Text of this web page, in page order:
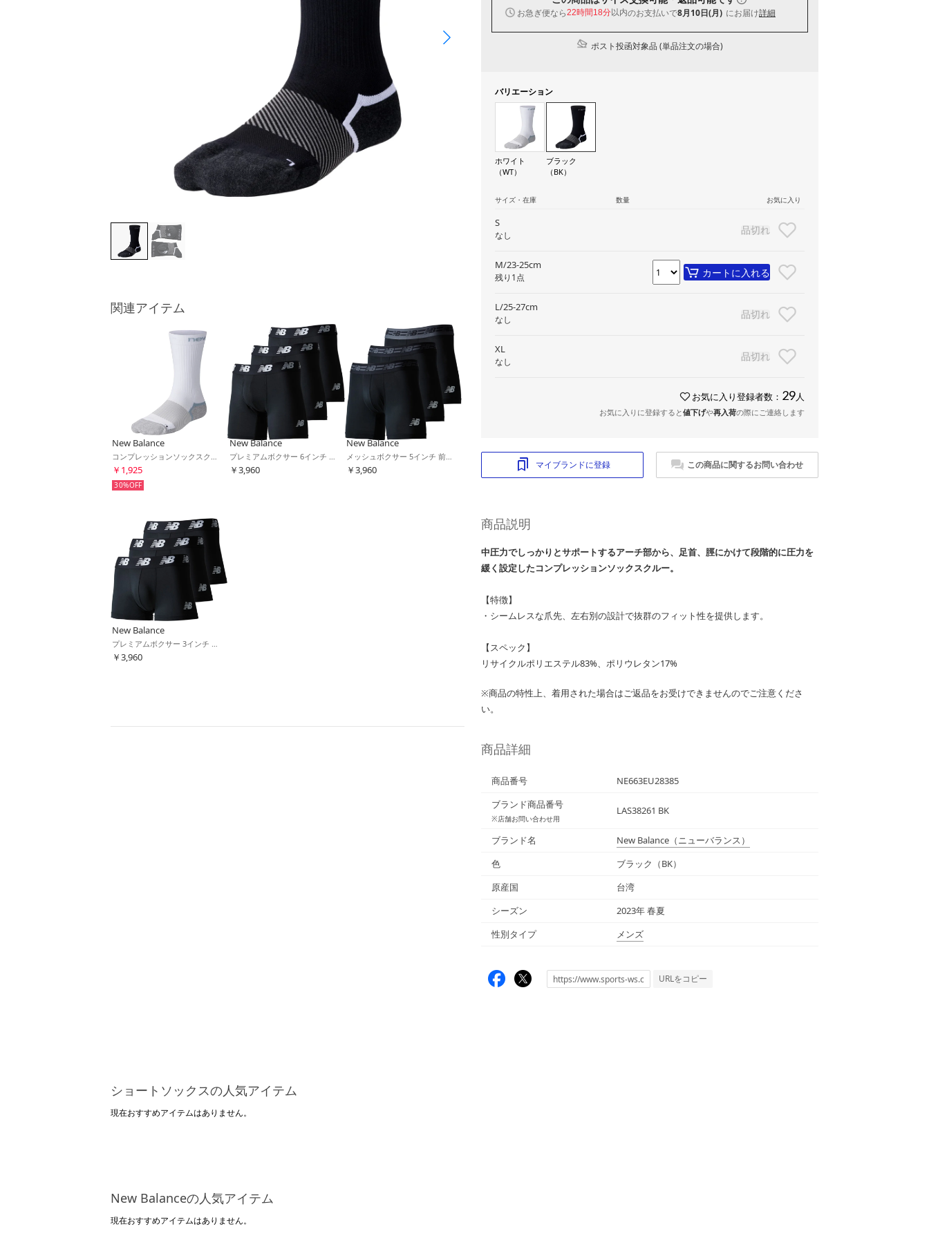
関連アイテム
New Balance
￥1,925
30%
New Balance
￥3,960
New Balance
￥3,960
New Balance
￥3,960
お急ぎ便なら22時間18分以内のお支払いで8月10日(月) にお届け詳細
ポスト投函対象品 (単品注文の場合)
バリエーション
ホワイト
（WT）
ブラック
（BK）
サイズ・在庫 数量 お気に入り
S
なし 品切れ
M/23-25cm
残り1点 カートに入れる
L/25-27cm
なし 品切れ
XL
なし 品切れ
お気に入り登録者数： 29 人
お気に入りに登録すると値下げや再入荷の際にご連絡します
マイブランドに登録 この商品に関するお問い合わせ
商品説明
中圧力でしっかりとサポートするアーチ部から、足首、脛にかけて段階的に圧力を
緩く設定したコンプレッションソックスクルー。
【特徴】
・シームレスな爪先、左右別の設計で抜群のフィット性を提供します。
【スペック】
リサイクルポリエステル83%、ポリウレタン17%
※商品の特性上、着用された場合はご返品をお受けできませんのでご注意くださ
い。
商品詳細
商品番号
NE663EU28385
ブランド商品番号
※店舗お問い合わせ用
LAS38261 BK
ブランド名 New Balance （ニューバランス）
色
ブラック（BK）
原産国
台湾
シーズン
2023年 春夏
性別タイプ
メンズ
URLをコピー
ショートソックスの人気アイテム
現在おすすめアイテムはありません。
New Balanceの人気アイテム
現在おすすめアイテムはありません。